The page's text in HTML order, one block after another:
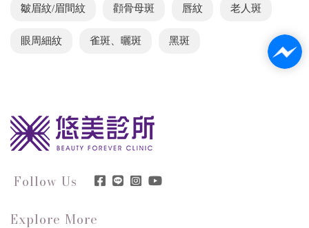
皺眉紋/眉間紋 顴骨母斑 唇紋 老人斑
眼周細紋 雀斑、曬斑 黑斑
Follow Us
Explore More